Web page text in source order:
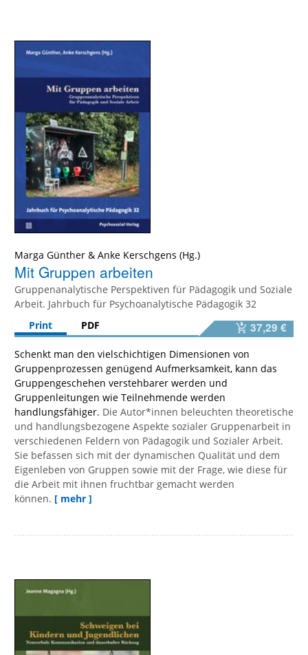
Marga Günther & Anke Kerschgens
Mit Gruppen arbeiten
Gruppenanalytische Perspektiven für Pädagogik und Soziale
Arbeit. Jahrbuch für Psychoanalytische Pädagogik 32
Print
PDF 37,29 €
Schenkt man den vielschichtigen Dimensionen von
Gruppenprozessen genügend Aufmerksamkeit, kann das
Gruppengeschehen verstehbarer werden und
Gruppenleitungen wie Teilnehmende werden
handlungsfähiger. Die Autor*innen beleuchten theoretische
und handlungsbezogene Aspekte sozialer Gruppenarbeit in
verschiedenen Feldern von Pädagogik und Sozialer Arbeit.
Sie befassen sich mit der dynamischen Qualität und dem
Eigenleben von Gruppen sowie mit der Frage, wie diese für
die Arbeit mit ihnen fruchtbar gemacht werden
können. [ mehr ]